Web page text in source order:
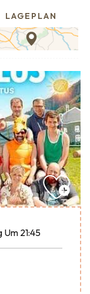
LAGEPLAN
Um 21:45